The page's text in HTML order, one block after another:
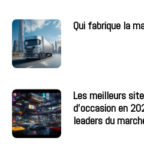
Qui fabrique la
Les meilleurs
d’occasion en
leaders du